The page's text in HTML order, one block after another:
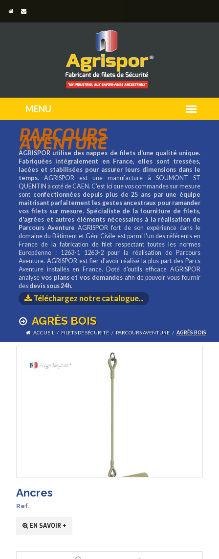
PARCOURS
AVENTURE
AGRISPOR utilise des nappes de filets d'une qualité unique.
Fabriquées intégralement en France, elles sont tressées,
lacées et stabilisées pour assurer leurs dimensions dans le
temps. AGRISPOR est une manufacture à SOUMONT ST
QUENTIN à coté de CAEN. C'est ici que vos commandes sur mesure
sont confectionnées depuis plus de 25 ans par une équipe
maitrisant parfaitement les gestes ancestraux pour ramander
vos filets sur mesure. Spécialiste de la fourniture de filets,
d'agrées et autres éléments nécessaires à la réalisation de
Parcours Aventure AGRISPOR fort de son expérience dans le
domaine du Bâtiment et Géni Civile est parmi l'un des référents en
France de la fabrication de filet respectant toutes les normes
Européenne : 1263-1 1263-2 pour la réalisation de Parcours
Aventure. AGRISPOR est fier d'avoir réalisé la plus part des Parcs
Aventure installés en France. Doté d'outils efficace AGRISPOR
analyse vos plans et vos demandes afin de pouvoir vous fournir
des devis sous 24h.
Téléchargez notre catalogue...
AGRÈS BOIS
ACCUEIL / FILETS DE SÉCURITÉ / PARCOURS AVENTURE / AGRÈS BOIS
Ancres
Ref.
EN SAVOIR +